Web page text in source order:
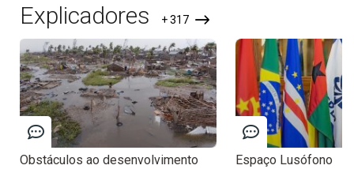
Explicadores + 317
Obstáculos ao desenvolvimento Espaço Lusófono